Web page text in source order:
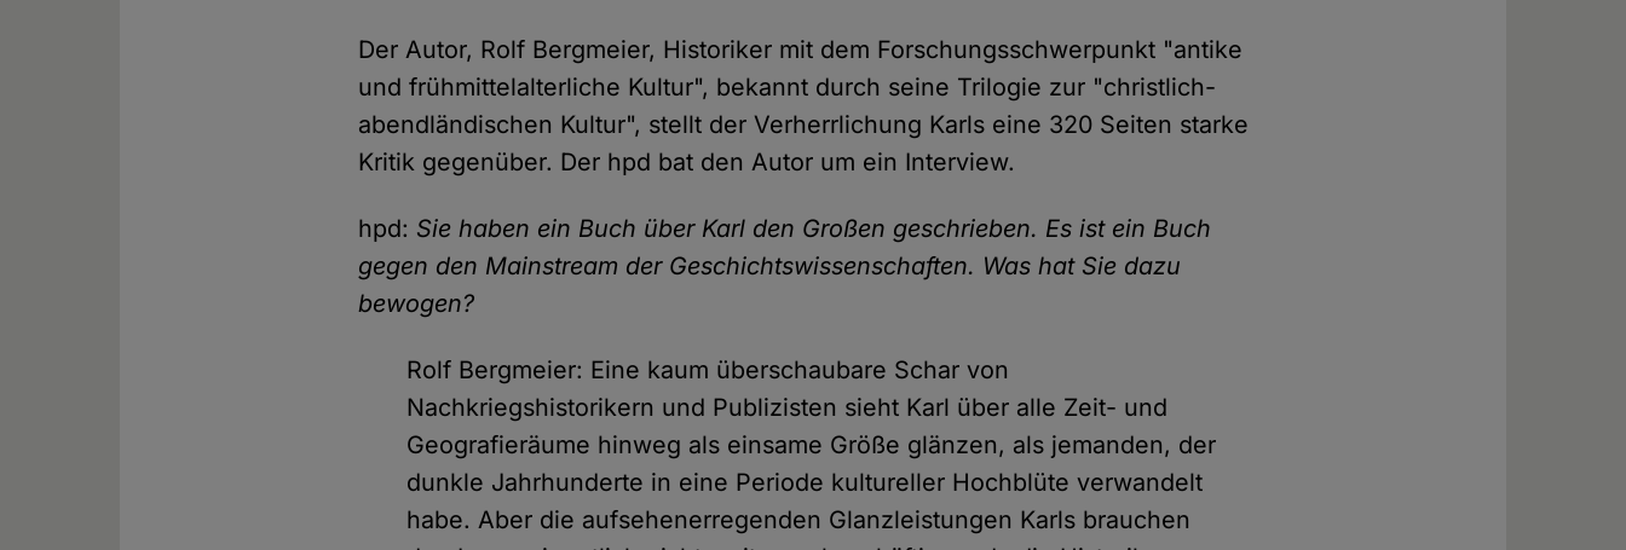
Der Autor, Rolf Bergmeier, Historiker mit dem Forschungsschwerpunkt "antike
und frühmittelalterliche Kultur", bekannt durch seine Trilogie zur "christlich-
abendländischen Kultur", stellt der Verherrlichung Karls eine 320 Seiten starke
Kritik gegenüber. Der hpd bat den Autor um ein Interview.
hpd: Sie haben ein Buch über Karl den Großen geschrieben. Es ist ein Buch
gegen den Mainstream der Geschichtswissenschaften. Was hat Sie dazu
bewogen?
Rolf Bergmeier: Eine kaum überschaubare Schar von
Nachkriegshistorikern und Publizisten sieht Karl über alle Zeit- und
Geografieräume hinweg als einsame Größe glänzen, als jemanden, der
dunkle Jahrhunderte in eine Periode kultureller Hochblüte verwandelt
habe. Aber die aufsehenerregenden Glanzleistungen Karls brauchen